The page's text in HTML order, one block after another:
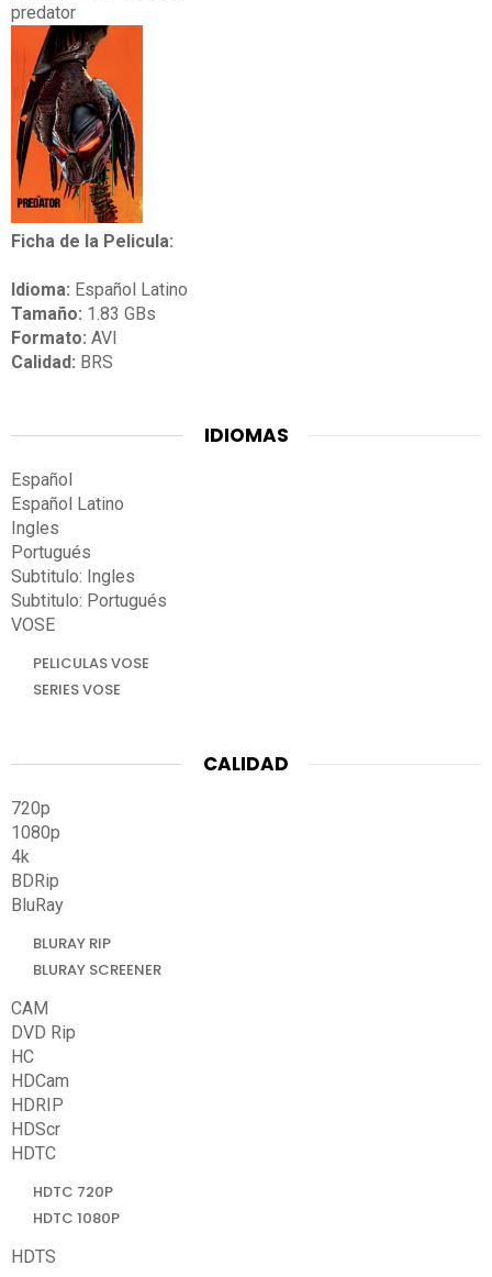
predator
Ficha de la Pelicula:
Idioma: Español Latino
Tamaño: 1.83 GBs
Formato: AVI
Calidad: BRS
IDIOMAS
Español
Español Latino
Ingles
Portugués
Subtitulo: Ingles
Subtitulo: Portugués
VOSE
PELICULAS VOSE
SERIES VOSE
CALIDAD
720p
1080p
4k
BDRip
BluRay
BLURAY RIP
BLURAY SCREENER
CAM
DVD Rip
HC
HDCam
HDRIP
HDScr
HDTC
HDTC 720P
HDTC 1080P
HDTS